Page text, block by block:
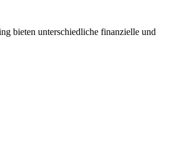
bieten unterschiedliche finanzielle und